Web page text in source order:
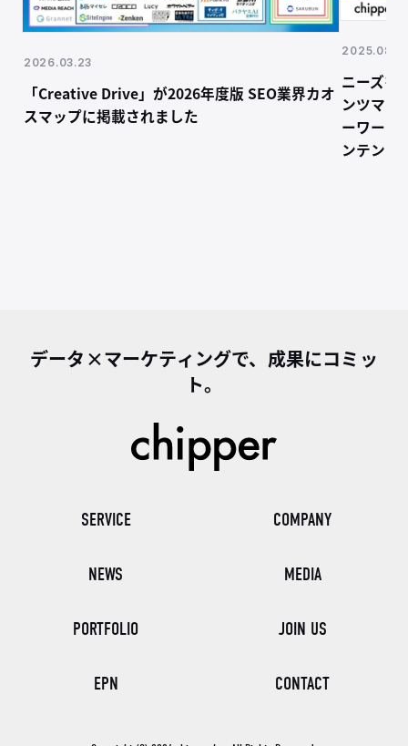
2026.03.23
「Creative Drive」が2026年度版 SEO業界カオ
スマップに掲載されました
2025.08.19
ニーズを
ンツマー
ーワード
ンテンツ
データ×マーケティングで、成果にコミッ
ト。
SERVICE COMPANY
NEWS MEDIA
PORTFOLIO JOIN US
EPN CONTACT